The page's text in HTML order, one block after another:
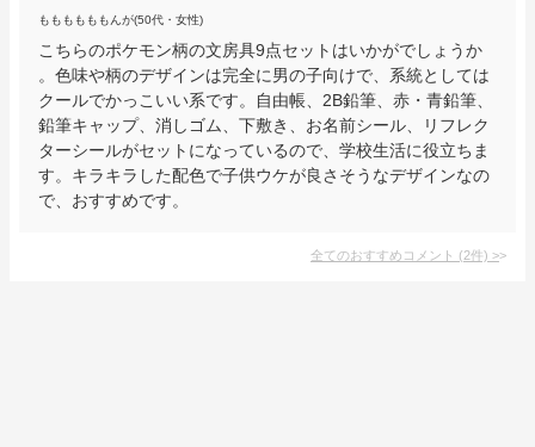
ももももももんが(50代・女性)
こちらのポケモン柄の文房具9点セットはいかがでしょうか
。色味や柄のデザインは完全に男の子向けで、系統としては
クールでかっこいい系です。自由帳、2B鉛筆、赤・青鉛筆、
鉛筆キャップ、消しゴム、下敷き、お名前シール、リフレク
ターシールがセットになっているので、学校生活に役立ちま
す。キラキラした配色で子供ウケが良さそうなデザインなの
で、おすすめです。
全てのおすすめコメント (2件) >